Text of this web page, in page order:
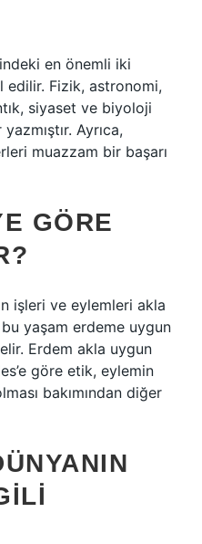
en önemli iki
Fizik, astronomi,
siyaset ve biyoloji
Ayrıca,
muazzam bir başarı
GÖRE
işleri ve eylemleri akla
bu yaşam erdeme uygun
Erdem akla uygun
göre etik, eylemin
bakımından diğer